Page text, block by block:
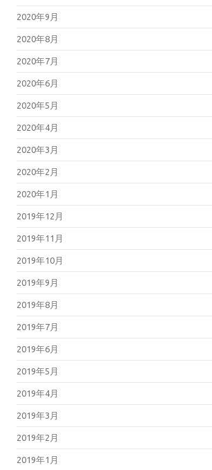
2020年9月
2020年8月
2020年7月
2020年6月
2020年5月
2020年4月
2020年3月
2020年2月
2020年1月
2019年12月
2019年11月
2019年10月
2019年9月
2019年8月
2019年7月
2019年6月
2019年5月
2019年4月
2019年3月
2019年2月
2019年1月